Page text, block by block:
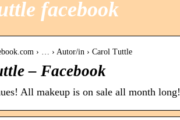
facebook
› … › Autor/in › Carol Tuttle
– Facebook
All makeup is on sale all month